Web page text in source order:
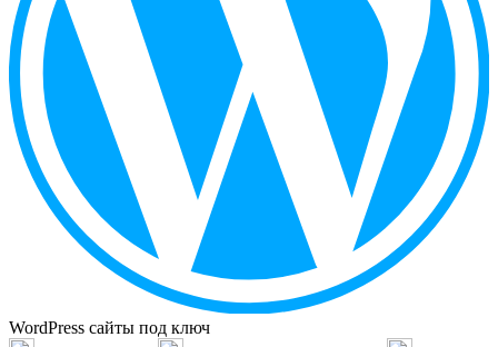
WordPress сайты под ключ